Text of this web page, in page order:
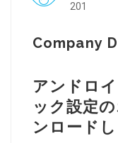
201
Company
アンドロ
ック設定
ンロードし